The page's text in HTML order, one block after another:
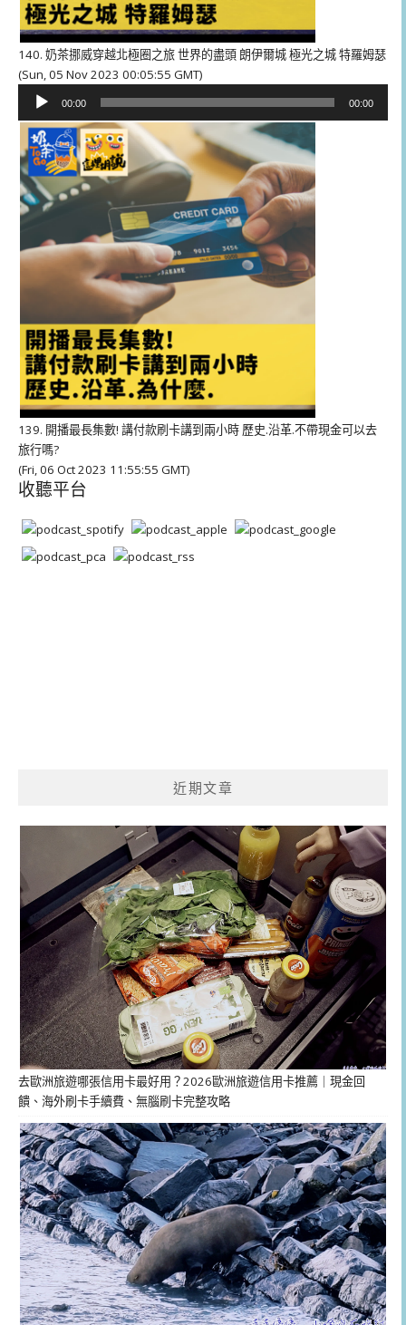
140. 奶茶挪威穿越北極圈之旅 世界的盡頭 朗伊爾城 極光之城 特羅姆瑟
(Sun, 05 Nov 2023 00:05:55 GMT)
播
放
器
00:00 00:00
139. 開播最長集數! 講付款刷卡講到兩小時 歷史.沿革.不帶現金可以去
旅行嗎?
(Fri, 06 Oct 2023 11:55:55 GMT)
收聽平台
近期文章
去歐洲旅遊哪張信用卡最好用？2026歐洲旅遊信用卡推薦｜現金回
饋、海外刷卡手續費、無腦刷卡完整攻略